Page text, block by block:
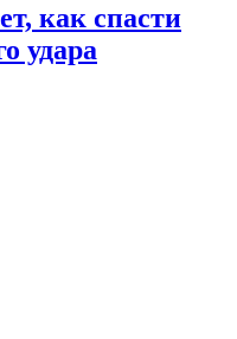
как спасти
удара